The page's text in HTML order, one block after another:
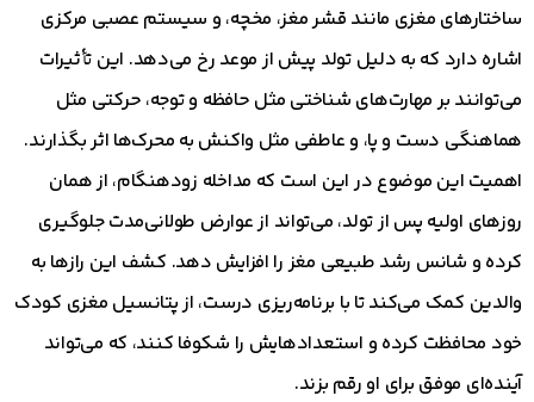
ساختارهای مغزی مانند قشر مغز، مخچه، و سیستم عصبی مرکزی
اشاره دارد که به دلیل تولد پیش از موعد رخ می‌دهد. این تأثیرات
می‌توانند بر مهارت‌های شناختی مثل حافظه و توجه، حرکتی مثل
هماهنگی دست و پا، و عاطفی مثل واکنش به محرک‌ها اثر بگذارند.
اهمیت این موضوع در این است که مداخله زودهنگام، از همان
روزهای اولیه پس از تولد، می‌تواند از عوارض طولانی‌مدت جلوگیری
کرده و شانس رشد طبیعی مغز را افزایش دهد. کشف این رازها به
والدین کمک می‌کند تا با برنامه‌ریزی درست، از پتانسیل مغزی کودک
خود محافظت کرده و استعدادهایش را شکوفا کنند، که می‌تواند
آینده‌ای موفق برای او رقم بزند.